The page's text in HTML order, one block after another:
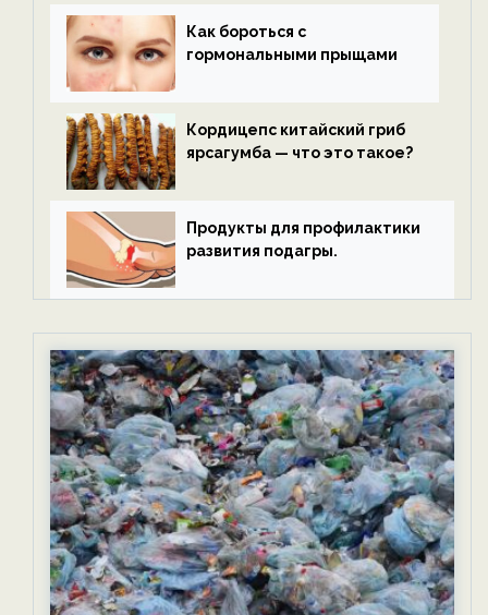
Как бороться с
гормональными прыщами
Кордицепс китайский гриб
ярсагумба — что это такое?
Продукты для профилактики
развития подагры.